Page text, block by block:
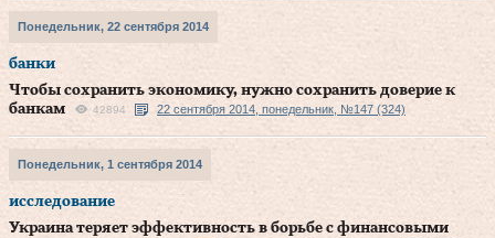
Понедельник, 22 сентября 2014
банки
Чтобы сохранить экономику, нужно сохранить доверие к
банкам
42894 22 сентября 2014, понедельник, №147 (324)
Понедельник, 1 сентября 2014
исследование
Украина теряет эффективность в борьбе с финансовыми